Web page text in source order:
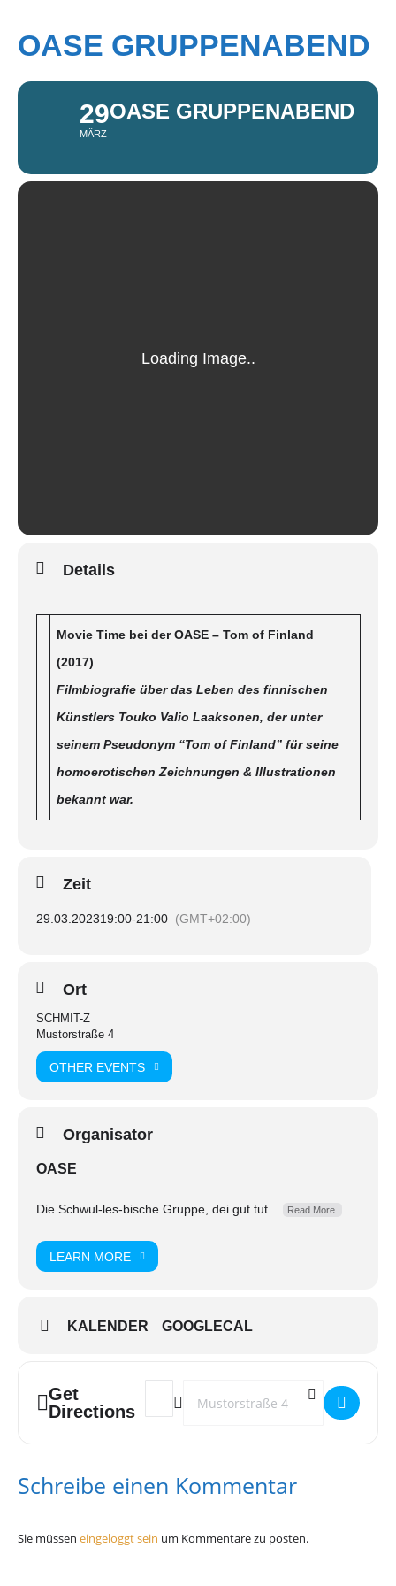
OASE GRUPPENABEND
29
MÄRZ
OASE GRUPPENABEND
Details
Movie Time bei der OASE – Tom of Finland
(2017)
Filmbiografie über das Leben des finnischen
Künstlers Touko Valio Laaksonen, der unter
seinem Pseudonym “Tom of Finland” für seine
homoerotischen Zeichnungen & Illustrationen
bekannt war.
Zeit
29.03.202319:00-21:00 (GMT+02:00)
Ort
SCHMIT-Z
Mustorstraße 4
OTHER EVENTS
Organisator
OASE
Die Schwul-les-bische Gruppe, dei gut tut... Read More.
LEARN MORE
KALENDER GOOGLECAL
Get
Directions
Address - Oase Gruppenabend []
Destination Address - Oase
Schreibe einen Kommentar
Sie müssen eingeloggt sein um Kommentare zu posten.